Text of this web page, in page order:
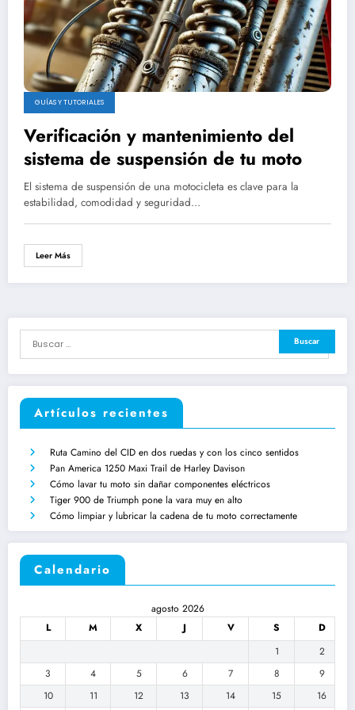
GUÍAS Y TUTORIALES
Verificación y mantenimiento del
sistema de suspensión de tu moto
El sistema de suspensión de una motocicleta es clave para la
estabilidad, comodidad y seguridad…
Leer Más
Artículos recientes
Ruta Camino del CID en dos ruedas y con los cinco sentidos
Pan America 1250 Maxi Trail de Harley Davison
Cómo lavar tu moto sin dañar componentes eléctricos
Tiger 900 de Triumph pone la vara muy en alto
Cómo limpiar y lubricar la cadena de tu moto correctamente
Calendario
agosto 2026
L
M X J V S
D
1
2
3
4 5 6 7 8
9
10
11 12 13 14 15 16